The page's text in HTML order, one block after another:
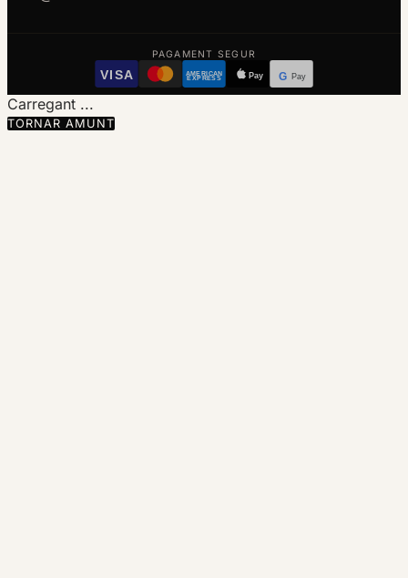
PAGAMENT SEGUR
VISA AMERICAN
EXPRESS Pay G Pay
Carregant ...
TORNAR AMUNT